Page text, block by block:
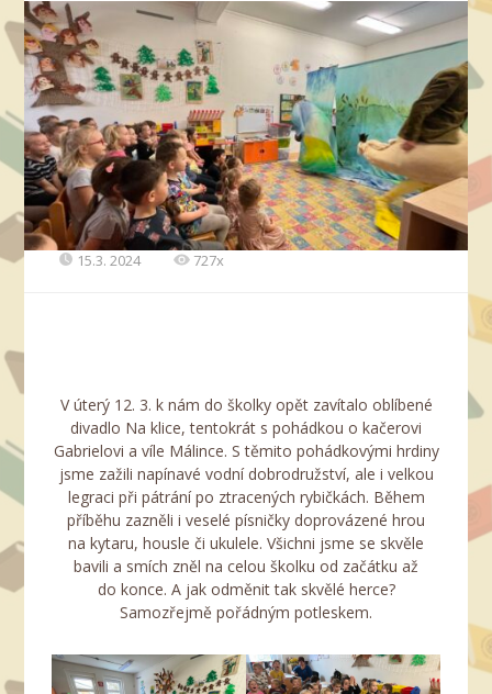
15.3. 2024 727x
V úterý 12. 3. k nám do školky opět zavítalo oblíbené
divadlo Na klice, tentokrát s pohádkou o kačerovi
Gabrielovi a víle Málince. S těmito pohádkovými hrdiny
jsme zažili napínavé vodní dobrodružství, ale i velkou
legraci při pátrání po ztracených rybičkách. Během
příběhu zazněli i veselé písničky doprovázené hrou
na kytaru, housle či ukulele. Všichni jsme se skvěle
bavili a smích zněl na celou školku od začátku až
do konce. A jak odměnit tak skvělé herce?
Samozřejmě pořádným potleskem.